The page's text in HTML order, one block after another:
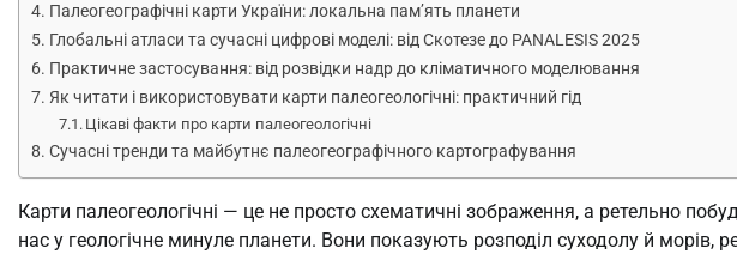
Палеогеографічні карти України: локальна пам’ять планети
Глобальні атласи та сучасні цифрові моделі: від Скотезе до PANALESIS 2025
Практичне застосування: від розвідки надр до кліматичного моделювання
Як читати і використовувати карти палеогеологічні: практичний гід
Цікаві факти про карти палеогеологічні
Сучасні тренди та майбутнє палеогеографічного картографування
Карти палеогеологічні — це не просто схематичні зображення, а ретельно
нас у геологічне минуле планети. Вони показують розподіл суходолу й морів,